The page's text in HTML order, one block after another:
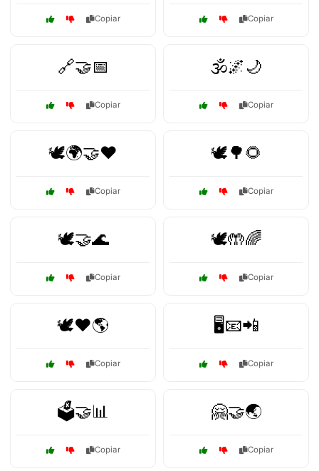
Copiar Copiar
🔗🤝📅
Copiar
🕉️🌌🌙
Copiar
🕊️🌍🤝❤️
Copiar
🕊️🌳🌻
Copiar
🕊️🤝🌊
Copiar
🕊️🤲🌈
Copiar
🕊️❤️🌎
Copiar
🖥️📧📲
Copiar
🗳️🤝📊
Copiar
🤗🤝🌏
Copiar